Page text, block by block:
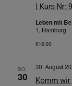
| Kurs-Nr:
Leben mit
1, Hamburg
€16.00
SO.
30
Komm
30. August